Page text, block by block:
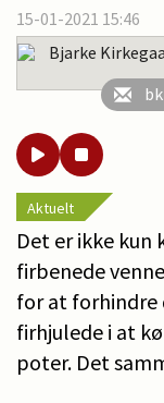
15-01-2021 15:46
Bjarke
Aktuelt
Det er ikke kun
firbenede
for at forhindre
firhjulede i at
poter. Det